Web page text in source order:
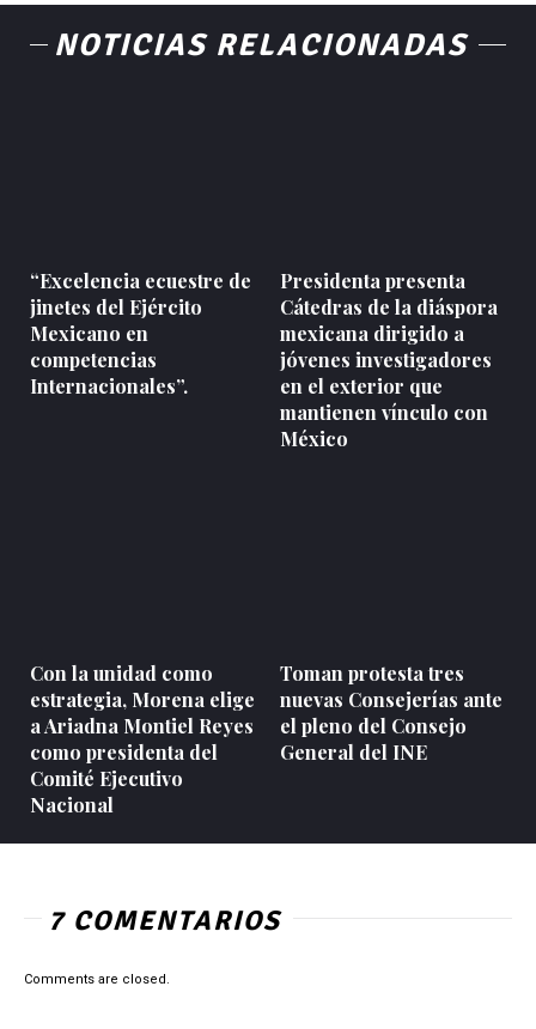
NOTICIAS RELACIONADAS
“Excelencia ecuestre de
jinetes del Ejército
Mexicano en
competencias
Internacionales”.
Presidenta presenta
Cátedras de la diáspora
mexicana dirigido a
jóvenes investigadores
en el exterior que
mantienen vínculo con
México
Con la unidad como
estrategia, Morena elige
a Ariadna Montiel Reyes
como presidenta del
Comité Ejecutivo
Nacional
Toman protesta tres
nuevas Consejerías ante
el pleno del Consejo
General del INE
7 COMENTARIOS
Comments are closed.